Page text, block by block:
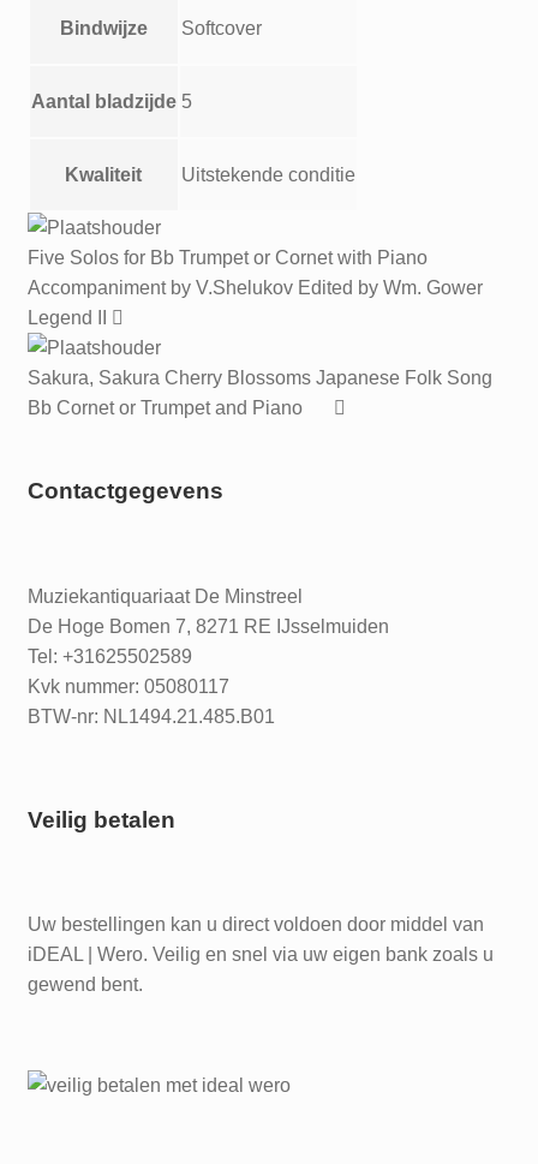
Bindwijze Softcover
Aantal bladzijde 5
Kwaliteit Uitstekende conditie
Five Solos for Bb Trumpet or Cornet with Piano
Accompaniment by V.Shelukov Edited by Wm. Gower
Legend II
Sakura, Sakura Cherry Blossoms Japanese Folk Song
Bb Cornet or Trumpet and Piano
Contactgegevens
Muziekantiquariaat De Minstreel
De Hoge Bomen 7, 8271 RE IJsselmuiden
Tel: +31625502589
Kvk nummer: 05080117
BTW-nr: NL1494.21.485.B01
Veilig betalen
Uw bestellingen kan u direct voldoen door middel van
iDEAL | Wero. Veilig en snel via uw eigen bank zoals u
gewend bent.